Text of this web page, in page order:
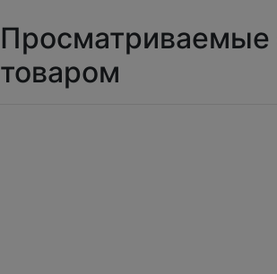
Просматриваемые
товаром